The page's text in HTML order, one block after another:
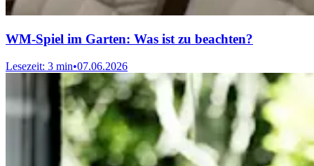
WM-Spiel im Garten: Was ist zu beachten?
Lesezeit: 3 min•07.06.2026